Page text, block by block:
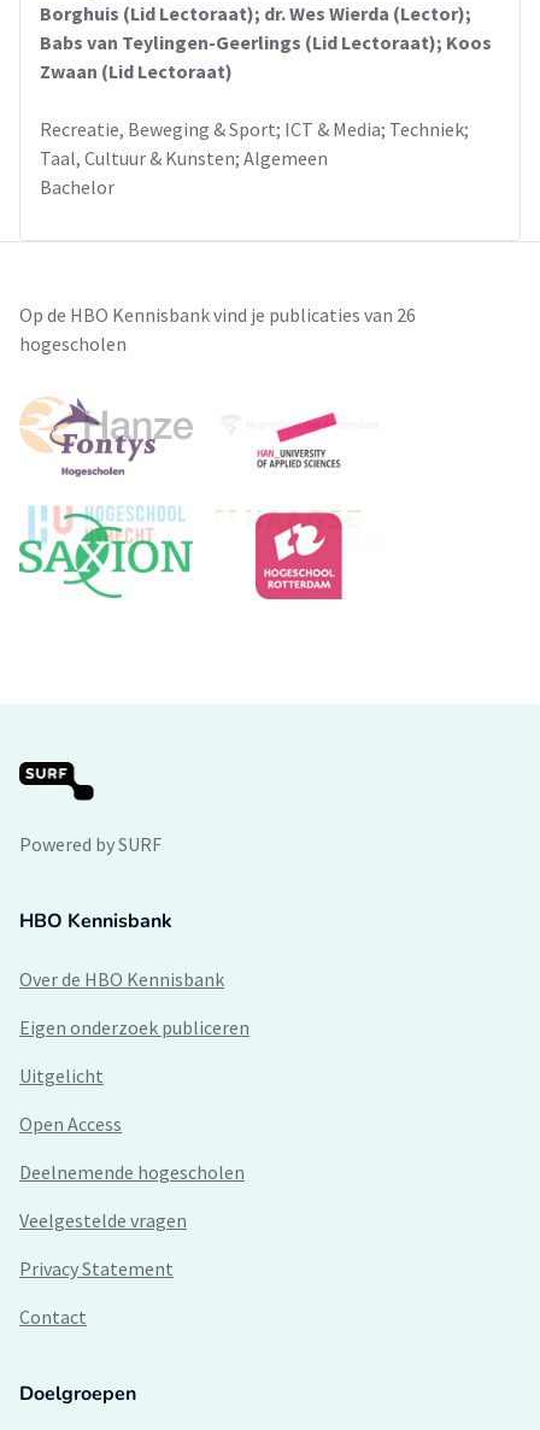
Borghuis (Lid Lectoraat); dr. Wes Wierda (Lector);
Babs van Teylingen-Geerlings (Lid Lectoraat); Koos
Zwaan (Lid Lectoraat)
Recreatie, Beweging & Sport; ICT & Media; Techniek;
Taal, Cultuur & Kunsten; Algemeen
Bachelor
Op de HBO Kennisbank vind je publicaties van 26
hogescholen
Powered by SURF
HBO Kennisbank
Over de HBO Kennisbank
Eigen onderzoek publiceren
Uitgelicht
Open Access
Deelnemende hogescholen
Veelgestelde vragen
Privacy Statement
Contact
Doelgroepen